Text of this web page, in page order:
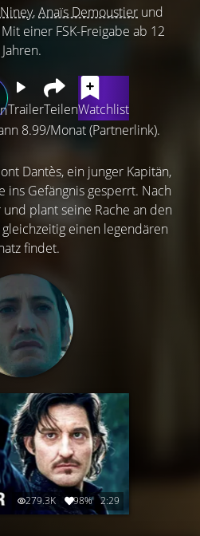
,Anaïs Demoustier und
einer FSK-Freigabe ab 12
Jahren.
TrailerTeilenWatchlist
8.99/Monat (Partnerlink).
Dantès, ein junger Kapitän,
ins Gefängnis gesperrt. Nach
plant seine Rache an den
einen legendären
findet.
279.3K 98% 2:29